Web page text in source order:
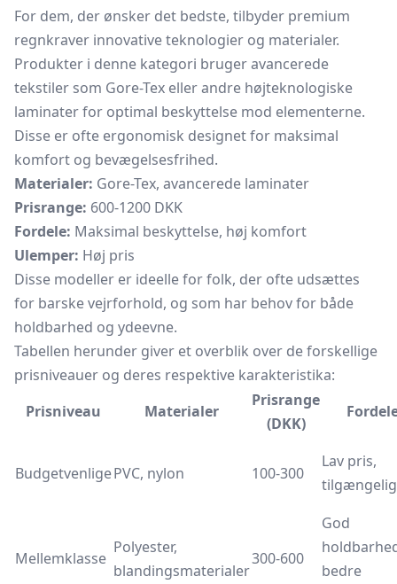
For dem, der ønsker det bedste, tilbyder premium
regnkraver innovative teknologier og materialer.
Produkter i denne kategori bruger avancerede
tekstiler som Gore-Tex eller andre højteknologiske
laminater for optimal beskyttelse mod elementerne.
Disse er ofte ergonomisk designet for maksimal
komfort og bevægelsesfrihed.
Materialer: Gore-Tex, avancerede laminater
Prisrange: 600-1200 DKK
Fordele: Maksimal beskyttelse, høj komfort
Ulemper: Høj pris
Disse modeller er ideelle for folk, der ofte udsættes
for barske vejrforhold, og som har behov for både
holdbarhed og ydeevne.
Tabellen herunder giver et overblik over de forskellige
prisniveauer og deres respektive karakteristika:
Prisniveau
Materialer
Prisrange
(DKK)
BudgetvenligePVC, nylon 100-300
Lav pris,
Mellemklasse
Polyester,
blandingsmaterialer
300-600
God
bedre